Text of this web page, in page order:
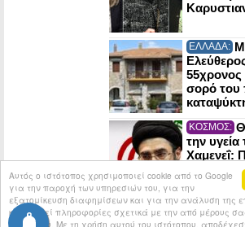
Αυτός ο ιστότοπος χρησιμοποιεί cookie από το Google
για την παροχή των υπηρεσιών του, για την
εξατομίκευση διαφημίσεων και για την ανάλυση της
κοινοποιεί πληροφορίες σχετικά με την από μέρους
ιστότοπου. Με τη χρήση αυτού του ιστότοπου,
ΕΛΛΑΔΑ:
55χρονος
σορό του
ΚΟΣΜΟΣ:
την
Χαμενεΐ:
κρίσιμη
© 2026 Tribune.gr All rights reserved. Entries RSS